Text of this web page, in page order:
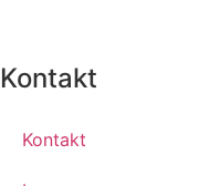
Kontakt
Kontakt